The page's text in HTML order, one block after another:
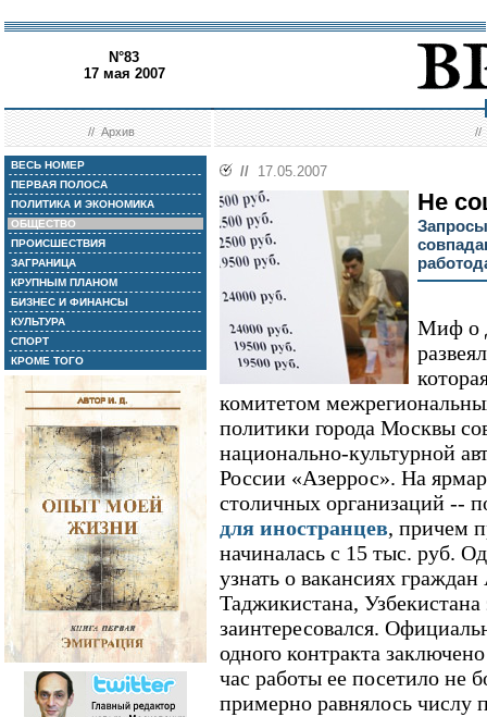
N°83
17 мая 2007
//Архив //
ВЕСЬ НОМЕР
ПЕРВАЯ ПОЛОСА
ПОЛИТИКА И ЭКОНОМИКА
ОБЩЕСТВО
ПРОИСШЕСТВИЯ
ЗАГРАНИЦА
КРУПНЫМ ПЛАНОМ
БИЗНЕС И ФИНАНСЫ
КУЛЬТУРА
СПОРТ
КРОМЕ ТОГО
// 17.05.2007
Не
Миф о
комитетом
политики города Москвы
национально-культурной
России «Азеррос». На
столичных организаций --
для иностранцев, причем
начиналась с 15 тыс. руб.
узнать о вакансиях
Таджикистана,
заинтересовался.
одного контракта
час работы ее посетило не
примерно равнялось числу